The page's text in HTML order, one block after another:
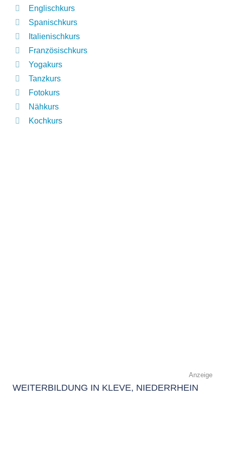
Englischkurs
Spanischkurs
Italienischkurs
Französischkurs
Yogakurs
Tanzkurs
Fotokurs
Nähkurs
Kochkurs
Anzeige
WEITERBILDUNG IN KLEVE, NIEDERRHEIN